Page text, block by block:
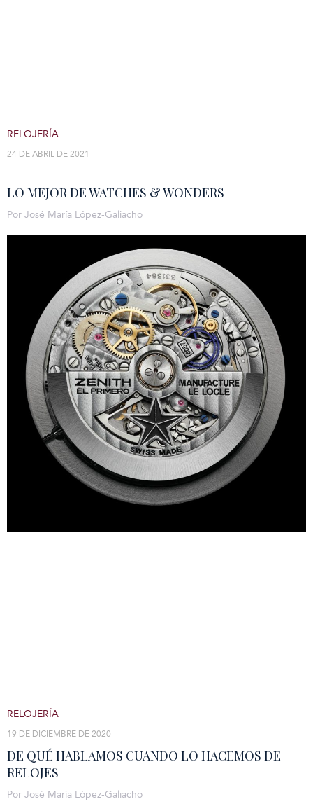
LO MEJOR DE WATCHES & WONDERS
24 DE ABRIL DE 2021
RELOJERÍA
Por José María López-Galiacho
DE QUÉ HABLAMOS CUANDO LO HACEMOS DE
RELOJES
19 DE DICIEMBRE DE 2020
RELOJERÍA
Por José María López-Galiacho